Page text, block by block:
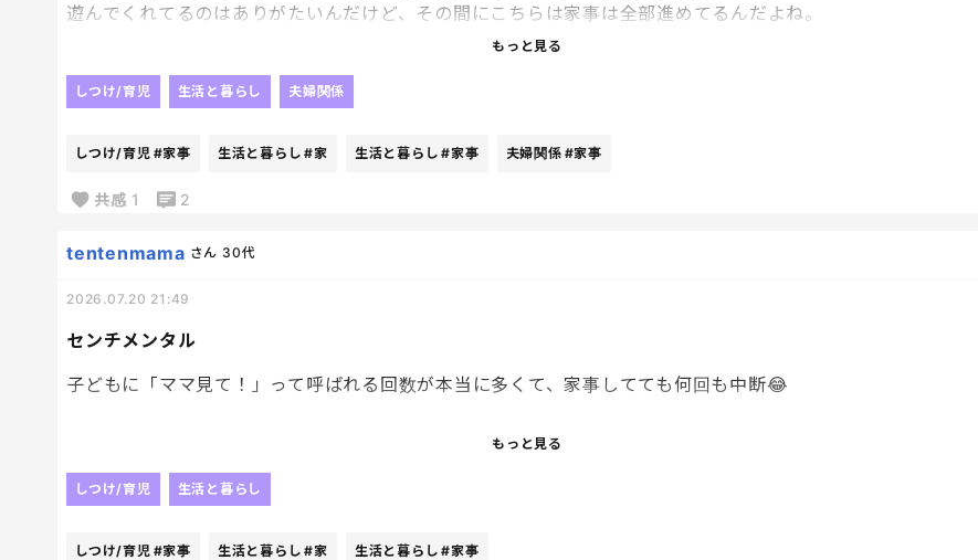
遊んでくれてるのはありがたいんだけど、その間にこちらは家事は全部進めてるんだよね。
何も考えず、子供と遊びたい！
もっと見る
しつけ/育児 生活と暮らし 夫婦関係
しつけ/育児 #家事 生活と暮らし #家 生活と暮らし #家事 夫婦関係 #家事
共感 1 2
センチメンタル
tentenmama さん 30代
2026.07.20 21:49
子どもに「ママ見て！」って呼ばれる回数が本当に多くて、家事してても何回も中断😂
正直「あとでね〜」って言っちゃうこともあるんだけど、振り返るとその「見て！」って今だけなんだろうな〜
もっと見る
しつけ/育児 生活と暮らし
しつけ/育児 #家事 生活と暮らし #家 生活と暮らし #家事